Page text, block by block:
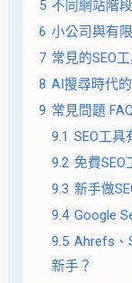
5 不同網站階
6 小公司與有
7 常見的SEO
8 AI搜尋時代
9 常見問題 FAQ
9.1 SEO工具
9.2 免費SEO
9.3 新手做
9.4 Google
9.5 Ahrefs、
新手？